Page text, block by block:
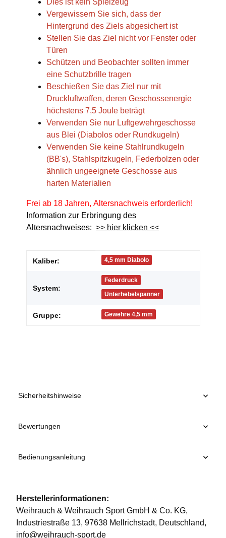
Dies ist kein Spielzeug
Vergewissern Sie sich, dass der
Hintergrund des Ziels abgesichert ist
Stellen Sie das Ziel nicht vor Fenster oder
Türen
Schützen und Beobachter sollten immer
eine Schutzbrille tragen
Beschießen Sie das Ziel nur mit
Druckluftwaffen, deren Geschossenergie
höchstens 7,5 Joule beträgt
Verwenden Sie nur Luftgewehrgeschosse
aus Blei (Diabolos oder Rundkugeln)
Verwenden Sie keine Stahlrundkugeln
(BB's), Stahlspitzkugeln, Federbolzen oder
ähnlich ungeeignete Geschosse aus
harten Materialien
Frei ab 18 Jahren, Altersnachweis erforderlich!
Information zur Erbringung des
Altersnachweises: >> hier klicken <<
Produkteigenschaft
Wert
Kaliber: 4,5 mm Diabolo
System:
Federdruck
Unterhebelspanner
Gruppe: Gewehre 4,5 mm
Sicherheitshinweise
Bewertungen
Bedienungsanleitung
Herstellerinformationen:
Weihrauch & Weihrauch Sport GmbH & Co. KG,
Industriestraße 13, 97638 Mellrichstadt, Deutschland,
info@weihrauch-sport.de